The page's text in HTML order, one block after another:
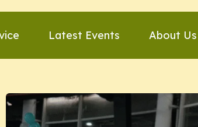
Latest Events About Us